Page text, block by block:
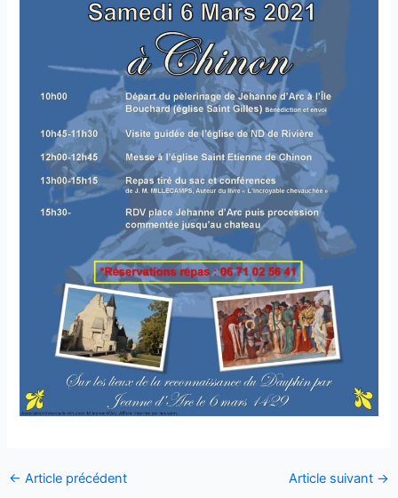
← Article précédent Article suivant →